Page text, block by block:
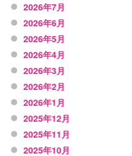
2026年7月
2026年6月
2026年5月
2026年4月
2026年3月
2026年2月
2026年1月
2025年12月
2025年11月
2025年10月